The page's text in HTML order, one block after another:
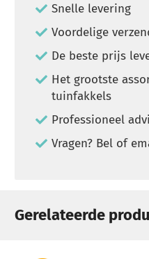
Snelle levering
Voordelige
De beste prijs
Het grootste
tuinfakkels
Professioneel
Vragen? Bel of
Gerelateerde